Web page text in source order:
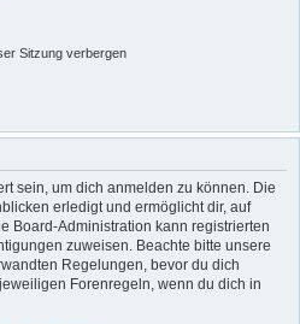
Sitzung verbergen
sein, um dich anmelden zu können. Die
erledigt und ermöglicht dir, auf
Board-Administration kann registrierten
zuweisen. Beachte bitte unsere
Regelungen, bevor du dich
Forenregeln, wenn du dich in